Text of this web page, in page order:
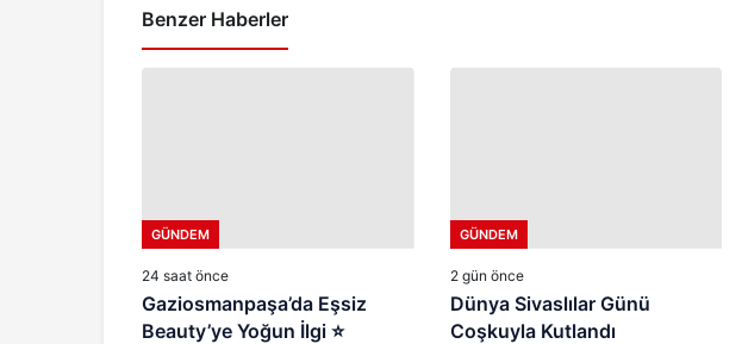
Benzer Haberler
GÜNDEM
24 saat önce
Gaziosmanpaşa’da Eşsiz
Beauty’ye Yoğun İlgi ⭐
GÜNDEM
2 gün önce
Dünya Sivaslılar Günü
Coşkuyla Kutlandı